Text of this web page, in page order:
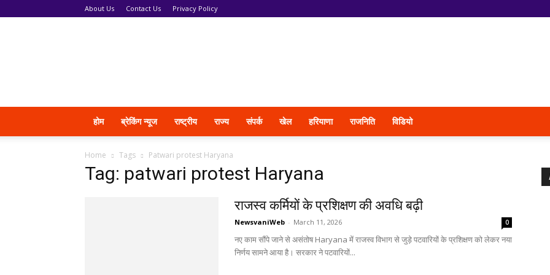
About Us Contact Us Privacy Policy
होम ब्रेकिंग न्यूज राष्ट्रीय राज्य संपर्क खेल हरियाणा राजनिति विडियो
Home Tags Patwari protest Haryana
Tag: patwari protest Haryana
राजस्व कर्मियों के प्रशिक्षण की अवधि बढ़ी
NewsvaniWeb - March 11, 2026 0
नए काम सौंपे जाने से असंतोष Haryana में राजस्व विभाग से जुड़े पटवारियों के प्रशिक्षण को लेकर नया
निर्णय सामने आया है। सरकार ने पटवारियों...